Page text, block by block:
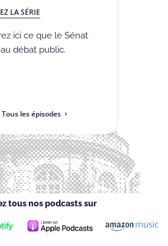
LA SÉRIE
ici ce que le Sénat
débat public.
Tous les épisodes
tous nos podcasts sur